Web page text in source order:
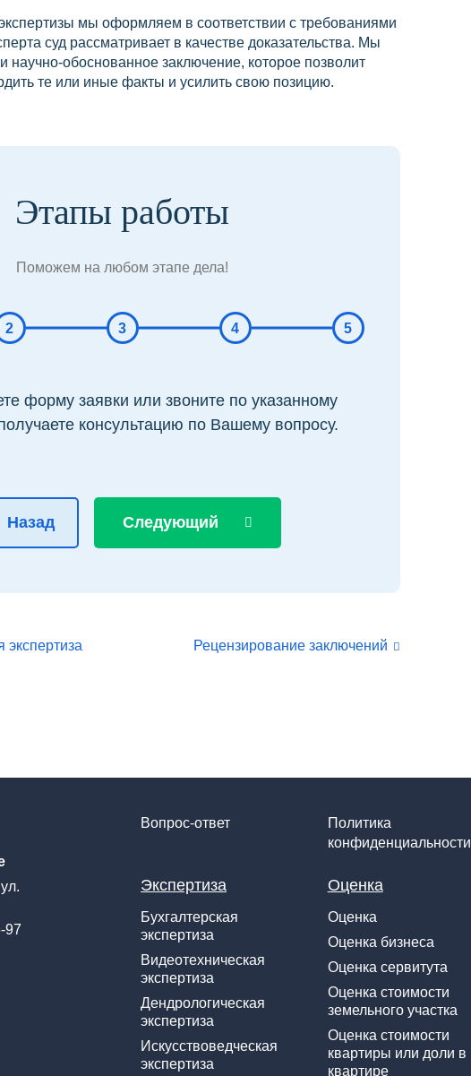
мы оформляем в соответствии с требованиями
суд рассматривает в качестве доказательства. Мы
научно-обоснованное заключение, которое позволит
те или иные факты и усилить свою позицию.
Этапы работы
Поможем на любом этапе дела!
2 3 4 5
форму заявки или звоните по указанному
консультацию по Вашему вопросу.
Назад Следующий
экспертиза Рецензирование заключений
97
Вопрос-ответ
Политика
конфиденциальности
Экспертиза
Бухгалтерская
экспертиза
Видеотехническая
экспертиза
Дендрологическая
экспертиза
Искусствоведческая
экспертиза
Оценка
Оценка
Оценка бизнеса
Оценка сервитута
Оценка стоимости
земельного участка
Оценка стоимости
квартиры или доли в
квартире